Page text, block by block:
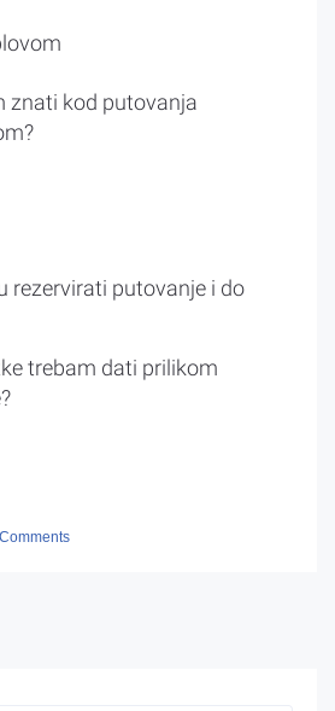
znati kod putovanja
rezervirati putovanje i do
trebam dati prilikom